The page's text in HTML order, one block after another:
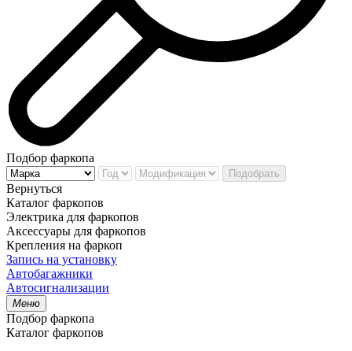
Подбор фаркопа
Подобрать
Вернуться
Каталог фаркопов
Электрика для фаркопов
Аксессуары для фаркопов
Крепления на фаркоп
Запись на установку
Автобагажники
Автосигнализации
Меню
Подбор фаркопа
Каталог фаркопов